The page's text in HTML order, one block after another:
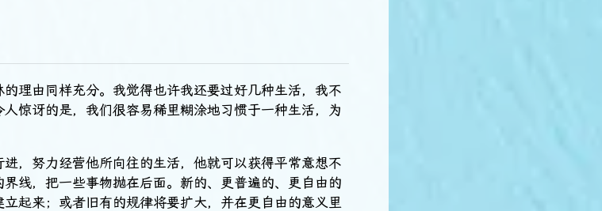
理由同样充分。我觉得也许我还要过好几种生活，我不
惊讶的是，我们很容易稀里糊涂地习惯于一种生活，为
，努力经营他所向往的生活，他就可以获得平常意想不
线，把一些事物抛在后面。新的、更普遍的、更自由的
起来；或者旧有的规律将要扩大，并在更自由的意义里